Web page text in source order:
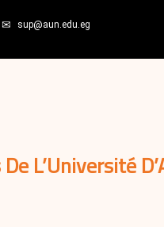
sup@aun.edu.eg
L’Université